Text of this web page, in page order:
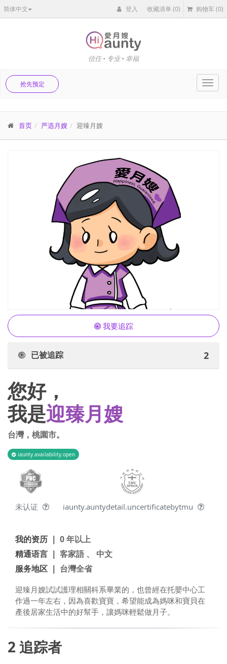
简体中文 登入 收藏清单(0) 购物车(0)
信任 • 专业 • 幸福
抢先预定
首页 严选月嫂 迎臻月嫂
我要追踪
已被追踪 2
您好，
我是迎臻月嫂
台灣， 桃園市。
iaunty.availability.open
未认证 iaunty.auntydetail.uncertificatebytmu
我的资历 ｜ 0 年以上
精通语言 ｜ 客家語 、 中文
服务地区 ｜ 台灣全省
迎臻月嫂試試護理相關科系畢業的，也曾經在托嬰中心工
作過一年左右，因為喜歡寶寶，希望能成為媽咪和寶貝在
產後居家生活中的好幫手，讓媽咪輕鬆做月子。
2 追踪者